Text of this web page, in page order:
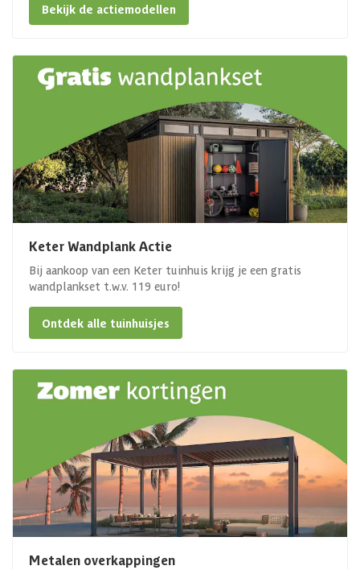
Bekijk de actiemodellen
Keter Wandplank Actie
Bij aankoop van een Keter tuinhuis krijg je een gratis
wandplankset t.w.v. 119 euro!
Ontdek alle tuinhuisjes
Metalen overkappingen